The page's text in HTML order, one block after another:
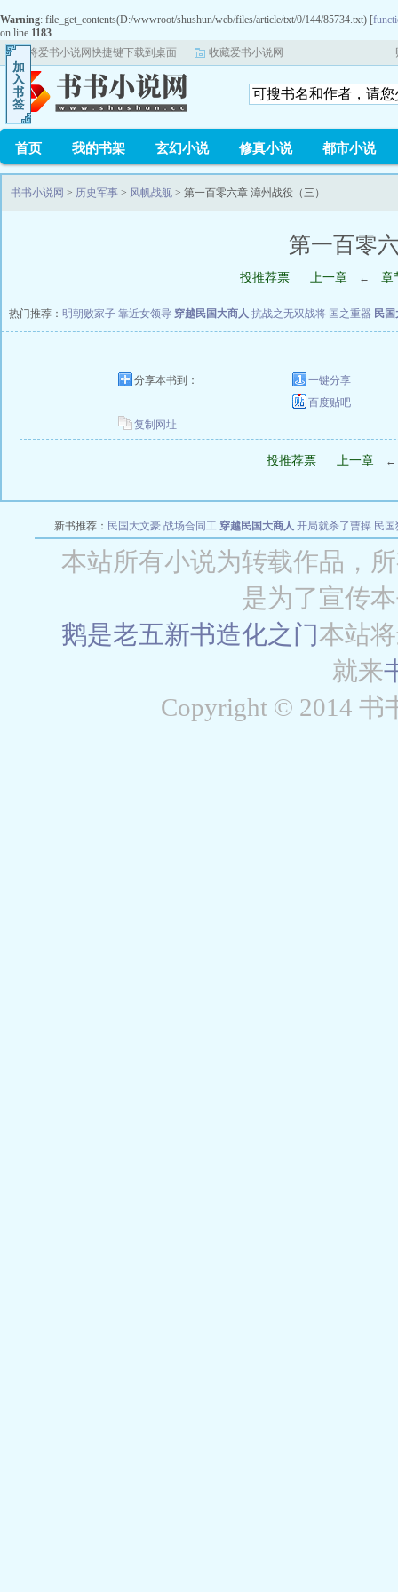
Warning: file_get_contents(D:/wwwroot/shushun/web/files/article/txt/0/144/85734.txt) [
on line 1183
将爱书小说网快捷键下载到桌面
收藏爱书小说网
首页 我的书架 玄幻小说 修真小说 都市小说
书书小说网 > 历史军事 > 风帆战舰 > 第一百零六章 漳州战役（三）
第一百零
投推荐票 上一章 ← 章
热门推荐： 明朝败家子 靠近女领导 穿越民国大商人 抗战之无双战将 国之重器 民
分享本书到：
一键分享
百度贴吧
复制网址
投推荐票 上一章 ←
新书推荐： 民国大文豪 战场合同工 穿越民国大商人 开局就杀了曹操 民
本站所有小说为转载作品，
是为了宣传
鹅是老五新书造化之门本站
就来
Copyright © 2014 书